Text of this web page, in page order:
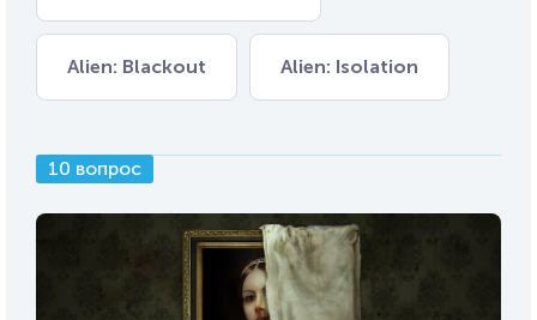
Alien: Blackout Alien: Isolation
10 вопрос